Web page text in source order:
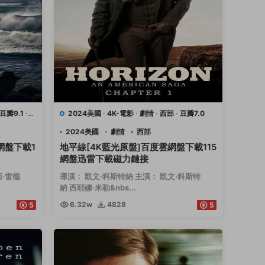
豆瓣9.1 ·
盤下載1
雷德
5
2024美國 · 4K-電影 · 劇情 · 西部 · 豆瓣7.0
2024美國 劇情 西部
地平線[4K藍光原盤]百度雲網盤下載115
網盤迅雷下載磁力鏈接
導演： 凱文·科斯特納 主演： 凱文·科斯特
納 西耶娜·米勒&nbs...
6.32w 4828 5